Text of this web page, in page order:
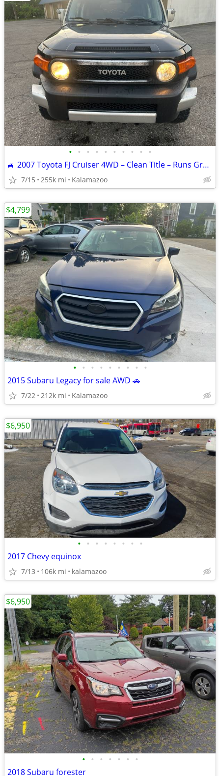
• • • • • • • • • •
🚙 2007 Toyota FJ Cruiser 4WD – Clean Title – Runs Great – $8,500
7/15 255k mi Kalamazoo
• • • • • • • • •
2015 Subaru Legacy for sale AWD 🚗
7/22 212k mi Kalamazoo
$4,799
• • • • • • • •
2017 Chevy equinox
7/13 106k mi kalamazoo
$6,950
• • • • • • •
2018 Subaru forester
$6,950